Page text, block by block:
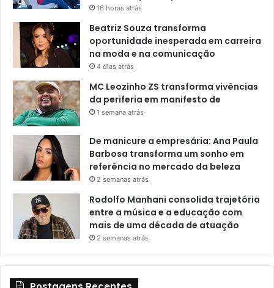
16 horas atrás
Beatriz Souza transforma
oportunidade inesperada em carreira
na moda e na comunicação
4 dias atrás
MC Leozinho ZS transforma vivências
da periferia em manifesto de
1 semana atrás
De manicure a empresária: Ana Paula
Barbosa transforma um sonho em
referência no mercado da beleza
2 semanas atrás
Rodolfo Manhani consolida trajetória
entre a música e a educação com
mais de uma década de atuação
2 semanas atrás